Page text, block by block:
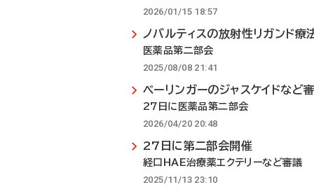
2026/01/15 18:57
ノバルティスの放射性リガンド療
医薬品第二部会
2025/08/08 21:41
ベーリンガーのジャスケイドなど
27日に医薬品第二部会
2026/04/20 20:48
27日に第二部会開催
経口HAE治療薬エクテリーなど審議
2025/11/13 23:10